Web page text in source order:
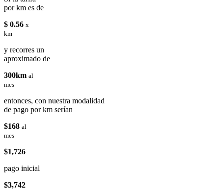
por km es de
$ 0.56 x
km
y recorres un
aproximado de
300km al
mes
entonces, con nuestra modalidad
de pago por km serían
$168 al
mes
$1,726
pago inicial
$3,742